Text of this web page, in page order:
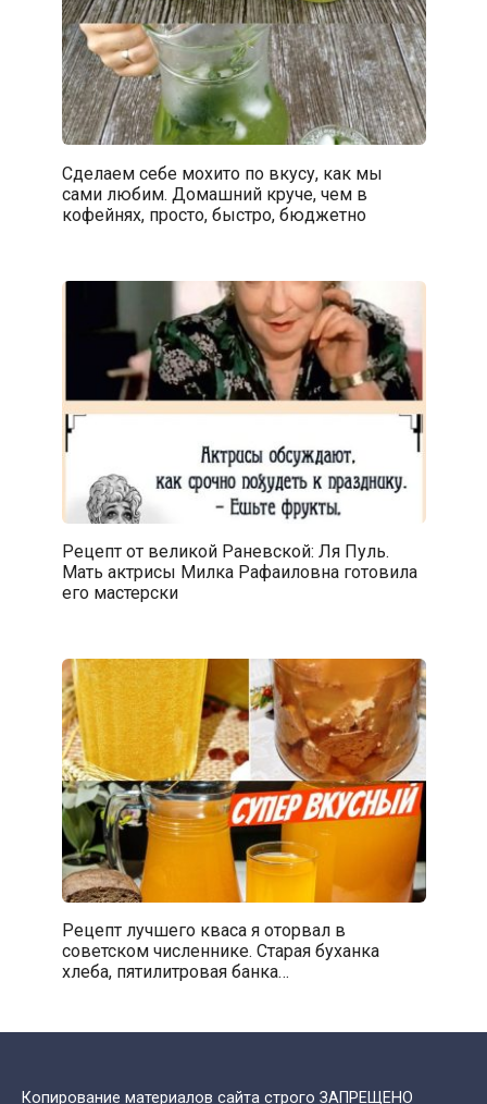
Сделаем себе мохито по вкусу, как мы
сами любим. Домашний круче, чем в
кофейнях, просто, быстро, бюджетно
Рецепт от великой Раневской: Ля Пуль.
Мать актрисы Милка Рафаиловна готовила
его мастерски
Рецепт лучшего кваса я оторвал в
советском численнике. Старая буханка
хлеба, пятилитровая банка…
Копирование материалов сайта строго ЗАПРЕЩЕНО